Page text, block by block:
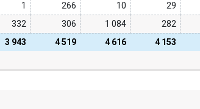
3 943 4 519 4 616 4 153
1 266 10 29
332 306 1 084 282